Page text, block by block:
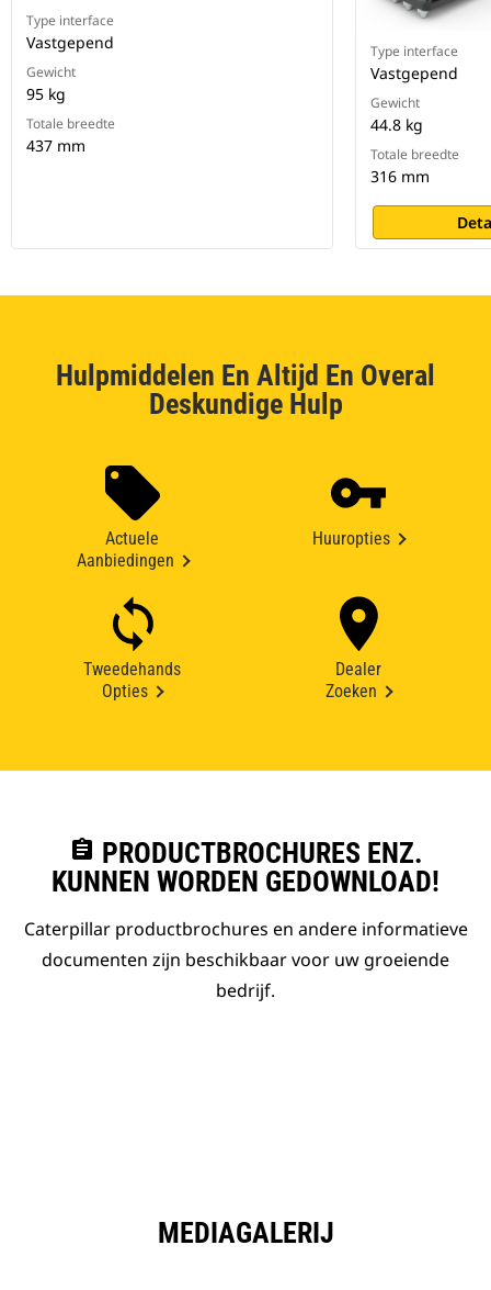
Type interface
Vastgepend
Gewicht
95 kg
Totale breedte
437 mm
Type interface
Vastgepend
Gewicht
44.8 kg
Totale breedte
316 mm
Hulpmiddelen En Altijd En Overal
Deskundige Hulp
Actuele
Aanbiedingen
Huuropties
Tweedehands
Opties
Dealer
Zoeken
assignment PRODUCTBROCHURES ENZ.
KUNNEN WORDEN GEDOWNLOAD!
Caterpillar productbrochures en andere informatieve
documenten zijn beschikbaar voor uw groeiende
bedrijf.
MEDIAGALERIJ